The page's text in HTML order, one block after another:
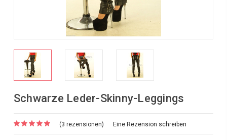
Schwarze Leder-Skinny-Leggings
(3 rezensionen) Eine Rezension schreiben